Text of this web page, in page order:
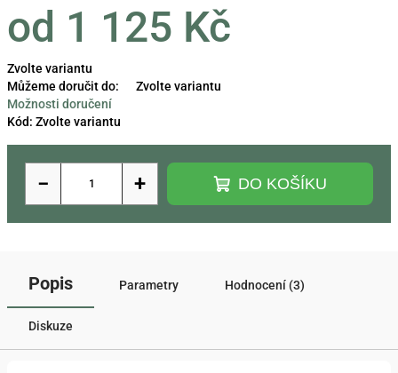
od 1 125 Kč
Měrná
cena:
Zvolte variantu
Můžeme doručit do:
Zvolte variantu
Možnosti doručení
Kód: Zvolte variantu
+
− DO KOŠÍKU
Popis Parametry Hodnocení (3)
Diskuze